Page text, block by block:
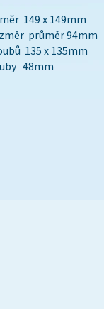
149 x 149mm
průměr 94mm
135 x 135mm
48mm